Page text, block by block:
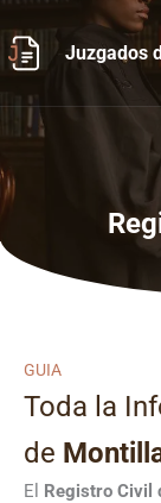
al
contenido
Juzgados
GUIA
Toda la
de
El Registro Civil